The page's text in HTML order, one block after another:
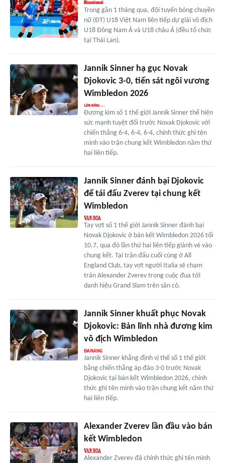
Trong gần 1 tháng qua, đội tuyển bóng chuyền
nữ (ĐT) U18 Việt Nam liên tiếp dự giải vô địch
U18 Đông Nam Á và U18 châu Á (đều tổ chức
tại Thái Lan).
Jannik Sinner hạ gục Novak
Djokovic 3-0, tiến sát ngôi vương
Wimbledon 2026
Đương kim số 1 thế giới Jannik Sinner thể hiện
sức mạnh tuyệt đối trước Novak Djokovic với
chiến thắng 6-4, 6-4, 6-4, chính thức ghi tên
mình vào trận chung kết Wimbledon năm thứ
hai liên tiếp.
Jannik Sinner đánh bại Djokovic
để tái đấu Zverev tại chung kết
Wimbledon
Tay vợt số 1 thế giới Jannik Sinner đánh bại
Novak Djokovic ở bán kết Wimbledon 2026 tối
10.7, qua đó lần thứ hai liên tiếp giành vé vào
chung kết. Tại trận đấu cuối cùng ở All
England Club, tay vợt người Italia sẽ chạm
trán Alexander Zverev trong cuộc đua tới
danh hiệu Grand Slam trên sân cỏ.
Jannik Sinner khuất phục Novak
Djokovic: Bản lĩnh nhà đương kim
vô địch Wimbledon
Jannik Sinner khẳng định vị thế số 1 thế giới
bằng chiến thắng áp đảo 3-0 trước Novak
Djokovic tại bán kết Wimbledon 2026, chính
thức ghi tên mình vào trận chung kết năm thứ
hai liên tiếp.
Alexander Zverev lần đầu vào bán
kết Wimbledon
Alexander Zverev đã chính thức ghi tên mình